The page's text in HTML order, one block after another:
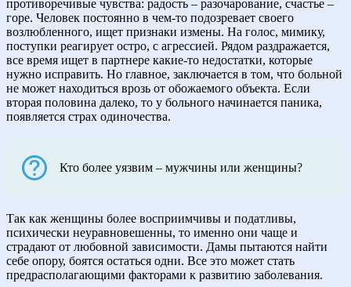
противоречивые чувства: радость – разочарование, счастье –
горе. Человек постоянно в чем-то подозревает своего
возлюбленного, ищет признаки измены. На голос, мимику,
поступки реагирует остро, с агрессией. Рядом раздражается,
все время ищет в партнере какие-то недостатки, которые
нужно исправить. Но главное, заключается в том, что больной
не может находиться врозь от обожаемого объекта. Если
вторая половина далеко, то у больного начинается паника,
появляется страх одиночества.
Кто более уязвим – мужчины или женщины?
Так как женщины более восприимчивы и податливы,
психически неуравновешенны, то именно они чаще и
страдают от любовной зависимости. Дамы пытаются найти
себе опору, боятся остаться одни. Все это может стать
предрасполагающими факторами к развитию заболевания.